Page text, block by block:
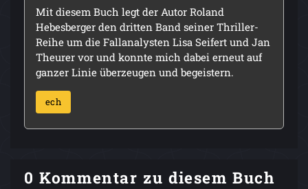
Mit diesem Buch legt der Autor Roland
Hebesberger den dritten Band seiner Thriller-
Reihe um die Fallanalysten Lisa Seifert und Jan
Theurer vor und konnte mich dabei erneut auf
ganzer Linie überzeugen und begeistern.
ech
0 Kommentar zu diesem Buch